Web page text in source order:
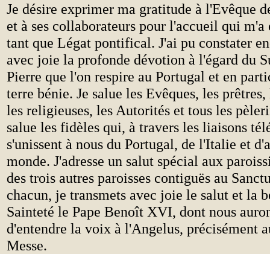
Je désire exprimer ma gratitude à l'Evêque
et à ses collaborateurs pour l'accueil qui m'a
tant que Légat pontifical. J'ai pu constater
avec joie la profonde dévotion à l'égard du
Pierre que l'on respire au Portugal et en
terre bénie. Je salue les Evêques, les
les religieuses, les Autorités et tous les
salue les fidèles qui, à travers les liaisons
s'unissent à nous du Portugal, de l'Italie et
monde. J'adresse un salut spécial aux
des trois autres paroisses contiguës au
chacun, je transmets avec joie le salut et la
Sainteté le Pape Benoît XVI, dont nous
d'entendre la voix à l'Angelus, précisément
Messe.